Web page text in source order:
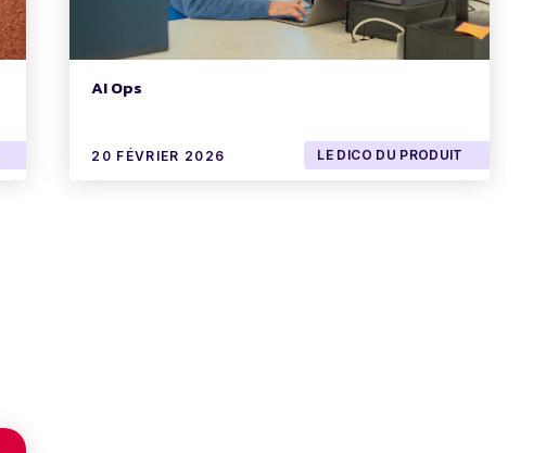
AI Ops
20 FÉVRIER 2026 LE DICO DU PRODUIT